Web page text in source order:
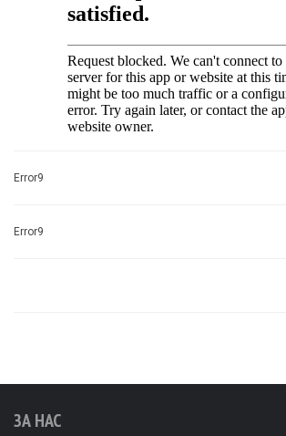
Error9
Error9
ЗА НАС